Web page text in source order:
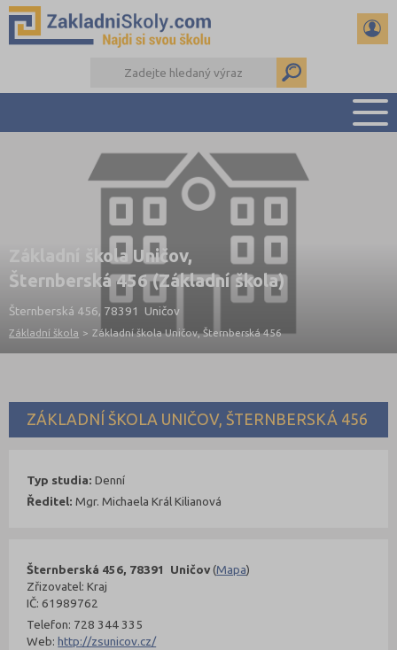
PŘEHLED ŠKOL
PŘIJÍMAČKY NA SŠ
RADY A ČLÁNKY
ČTENÁŘSKÝ DENÍK
DALŠÍ DRUHY ŠKOL
Základní škola Uničov,
Šternberská 456 (Základní škola)
Šternberská 456, 78391 Uničov
Základní škola > Základní škola Uničov, Šternberská 456
ZÁKLADNÍ ŠKOLA UNIČOV, ŠTERNBERSKÁ 456
Šternberská 456, 78391 Uničov(Mapa)
Zřizovatel: Kraj
IČ: 61989762
Telefon: 728 344 335
Web:http://zsunicov.cz/
Typ studia: Denní
Ředitel: Mgr. Michaela Král Kilianová